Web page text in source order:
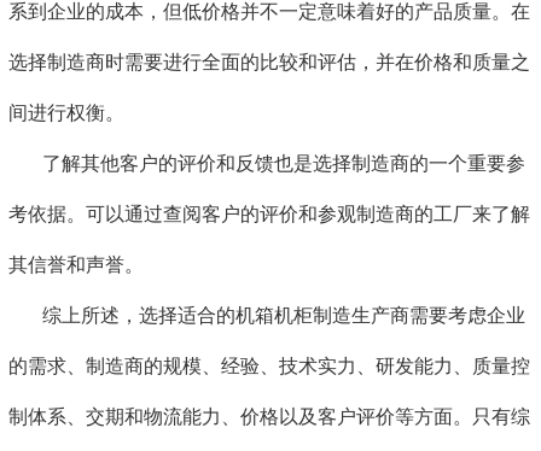
系到企业的成本，但低价格并不一定意味着好的产品质量。在
选择制造商时需要进行全面的比较和评估，并在价格和质量之
间进行权衡。
了解其他客户的评价和反馈也是选择制造商的一个重要参
考依据。可以通过查阅客户的评价和参观制造商的工厂来了解
其信誉和声誉。
综上所述，选择适合的机箱机柜制造生产商需要考虑企业
的需求、制造商的规模、经验、技术实力、研发能力、质量控
制体系、交期和物流能力、价格以及客户评价等方面。只有综